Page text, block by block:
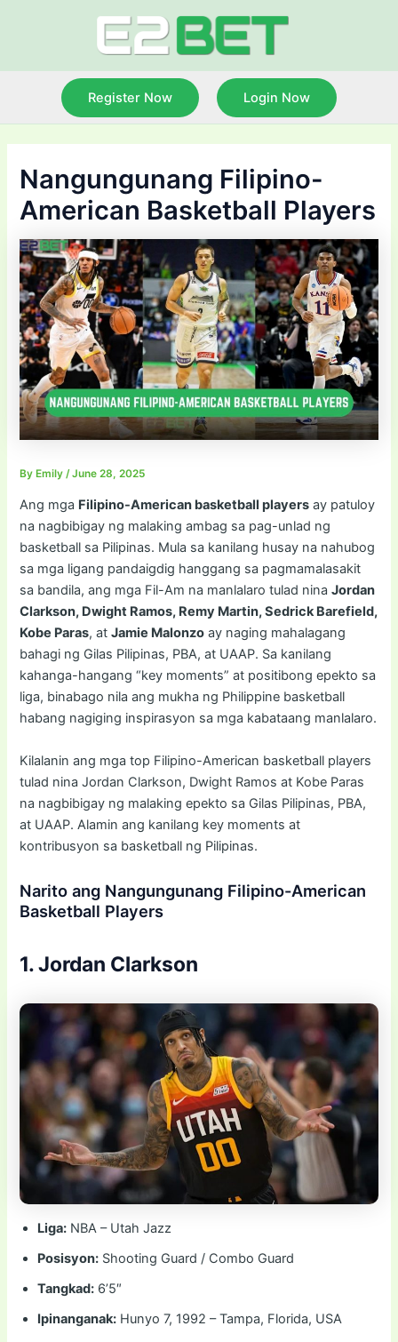
Register Now Login Now
Nangungunang Filipino-
American Basketball Players
ByEmily /June 28, 2025
Ang mga Filipino-American basketball players ay patuloy
na nagbibigay ng malaking ambag sa pag-unlad ng
basketball sa Pilipinas. Mula sa kanilang husay na nahubog
sa mga ligang pandaigdig hanggang sa pagmamalasakit
sa bandila, ang mga Fil-Am na manlalaro tulad ninaJordan
Clarkson, Dwight Ramos, Remy Martin, Sedrick Barefield,
Kobe Paras, atJamie Malonzo ay naging mahalagang
bahagi ng Gilas Pilipinas, PBA, at UAAP. Sa kanilang
kahanga-hangang “key moments” at positibong epekto sa
liga, binabago nila ang mukha ng Philippine basketball
habang nagiging inspirasyon sa mga kabataang manlalaro.
Kilalanin ang mga top Filipino-American basketball players
tulad nina Jordan Clarkson, Dwight Ramos at Kobe Paras
na nagbibigay ng malaking epekto sa Gilas Pilipinas, PBA,
at UAAP. Alamin ang kanilang key moments at
kontribusyon sa basketball ng Pilipinas.
Narito ang Nangungunang Filipino-American
Basketball Players
1. Jordan Clarkson
Liga: NBA – Utah Jazz
Posisyon: Shooting Guard / Combo Guard
Tangkad: 6’5″
Ipinanganak: Hunyo 7, 1992 – Tampa, Florida, USA